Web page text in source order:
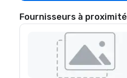
Fournisseurs à proximité